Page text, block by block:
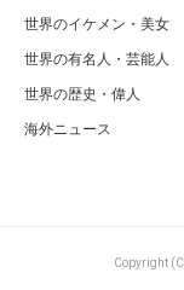
世界のイケメン・美女
世界の有名人・芸能人
世界の歴史・偉人
海外ニュース
Copyright